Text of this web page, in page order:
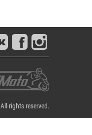
rights reserved.